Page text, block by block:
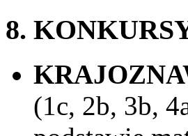
8.
(1c, 2b, 3b,